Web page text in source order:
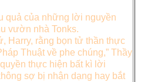
quả của những lời nguyền
vườn nhà Tonks.
Harry, rằng bọn tử thần thực
Thuật về phe chúng,” Thầy
thực hiện bất kì lời
sợ bị nhận dạng hay bắt